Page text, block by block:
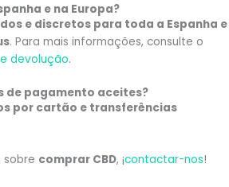
e na Europa?
e discretos para toda a Espanha e
. Para mais informações, consulte o
devolução.
de pagamento aceites?
por cartão e transferências
sobre comprar CBD, ¡contactar-nos!